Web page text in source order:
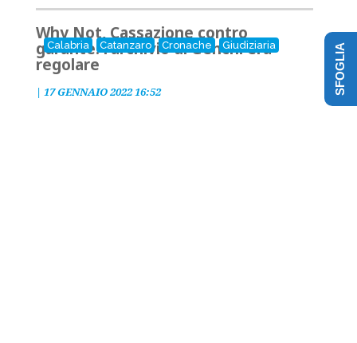
Calabria Catanzaro Cronache Giudiziaria
Why Not, Cassazione contro
garante: l'archivio di Genchi era
regolare
| 17 GENNAIO 2022 16:52 SFOGLIA